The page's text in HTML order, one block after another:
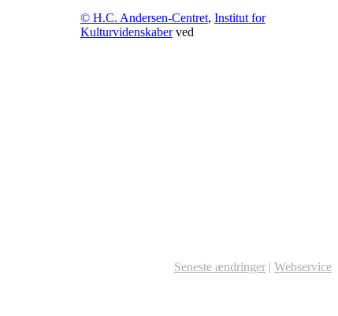
© H.C. Andersen-Centret, Institut for
Kulturvidenskaberved
Seneste ændringer | Webservice